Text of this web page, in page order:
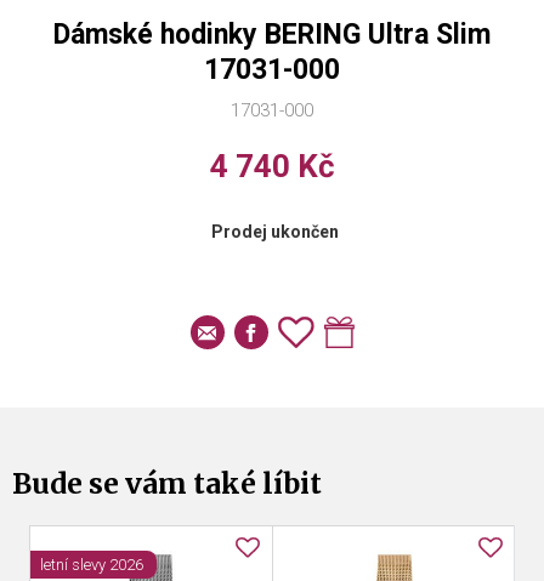
17031-000
Dámské hodinky BERING Ultra Slim
17031-000
4 740 Kč
Prodej ukončen
Bude se vám také líbit
letní slevy 2026